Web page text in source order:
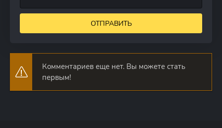
ОТПРАВИТЬ
Комментариев еще нет. Вы можете стать
первым!